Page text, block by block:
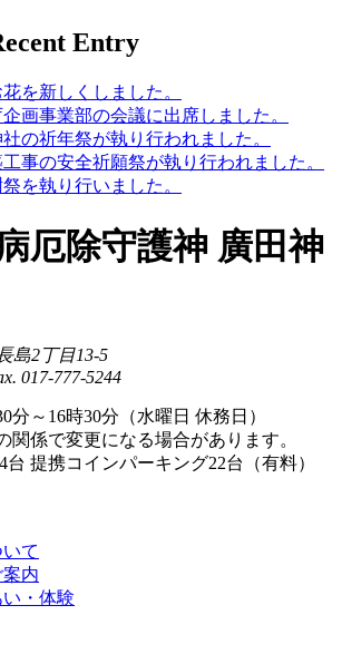
Entry
を新しくしました。
画事業部の会議に出席しました。
の祈年祭が執り行われました。
事の安全祈願祭が執り行われました。
を執り行いました。
厄除守護神 廣田神
島2丁目13-5
017-777-5244
分～16時30分（水曜日 休務日）
係で変更になる場合があります。
提携コインパーキング22台（有料）
て
内
・体験